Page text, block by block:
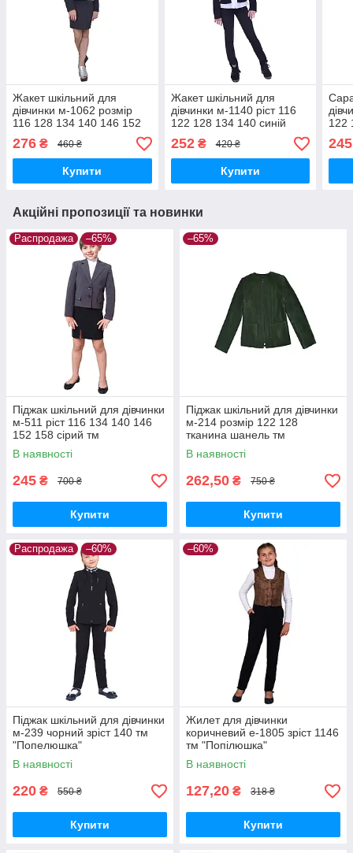
Жакет шкільний для
дівчинки м-1062 розмір
116 128 134 140 146 152
158синій тм "Попелюшка"
276 ₴ 460 ₴
Купити
Жакет шкільний для
дівчинки м-1140 ріст 116
122 128 134 140 синій
252₴ 420 ₴
Купити
122
Акційні пропозиції та новинки
Распродажа –65%
Піджак шкільний для дівчинки
м-511 ріст 116 134 140 146
152 158 сірий тм
"Попелюшка"
В наявності
245 ₴ 700 ₴
Купити
–65%
Піджак шкільний для дівчинки
м-214 розмір 122 128
тканина шанель тм
"Попелюшка"
В наявності
262,50 ₴ 750 ₴
Купити
Распродажа –60%
Піджак шкільний для дівчинки
м-239 чорний зріст 140 тм
"Попелюшка"
В наявності
220 ₴ 550 ₴
Купити
–60%
Жилет для дівчинки
коричневий е-1805 зріст 1146
тм "Попілюшка"
В наявності
127,20 ₴ 318 ₴
Купити